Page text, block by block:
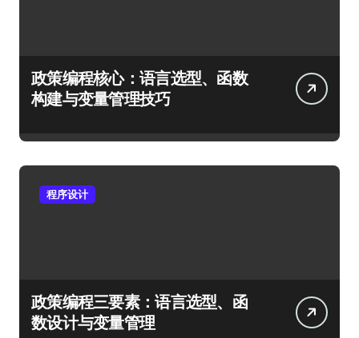
政策编程核心：语言选型、函数
构建与变量管理技巧
程序设计
政策编程三要素：语言选型、函
数设计与变量管理